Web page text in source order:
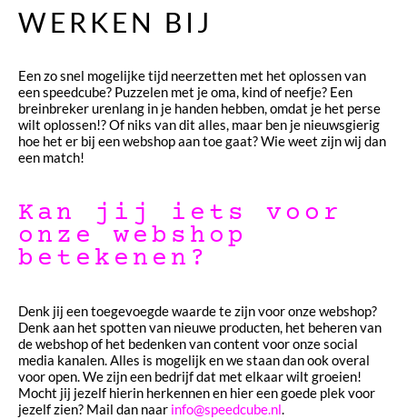
HÄUFIG GESTELLTE FRAGEN (FAQ)
ALGEMENE VOORWAARDEN
PRIVACY- EN COOKIEVERKLARING
WERKEN BIJ
Een zo snel mogelijke tijd neerzetten met het oplossen van
een speedcube? Puzzelen met je oma, kind of neefje? Een
breinbreker urenlang in je handen hebben, omdat je het perse
wilt oplossen!? Of niks van dit alles, maar ben je nieuwsgierig
hoe het er bij een webshop aan toe gaat? Wie weet zijn wij dan
een match!
Kan jij iets voor
onze webshop
betekenen?
Denk jij een toegevoegde waarde te zijn voor onze webshop?
Denk aan het spotten van nieuwe producten, het beheren van
de webshop of het bedenken van content voor onze social
media kanalen. Alles is mogelijk en we staan dan ook overal
voor open. We zijn een bedrijf dat met elkaar wilt groeien!
Mocht jij jezelf hierin herkennen en hier een goede plek voor
jezelf zien? Mail dan naar info@speedcube.nl.